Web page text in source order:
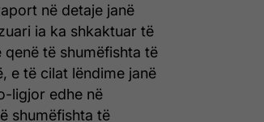
në detaje janë
ia ka shkaktuar të
të shumëfishta të
e të cilat lëndime janë
ligjor edhe në
shumëfishta të